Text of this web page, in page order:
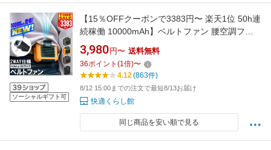
ソーシャルギフト可
【15％OFFクーポンで3383円〜 楽天1位 50h連
続稼働 10000mAh】ベルトファン 腰空調ファ
ン 腰掛け扇風機 腰ベルトファン 6000mAh 服
の中に送風 送風機 首かけ 携帯扇風機 USB充電
式 ストラップ付 ハンズフリー アウトドア 配達
員 建設労働者 外仕事 熱中症対策 暑さ対策
3,980 円〜 送料無料
36ポイント (1 倍)〜
4.12 (863件)
8/12 15:00までの注文で最短8/13お届け
快適くらし館
同じ商品を安い順で見る